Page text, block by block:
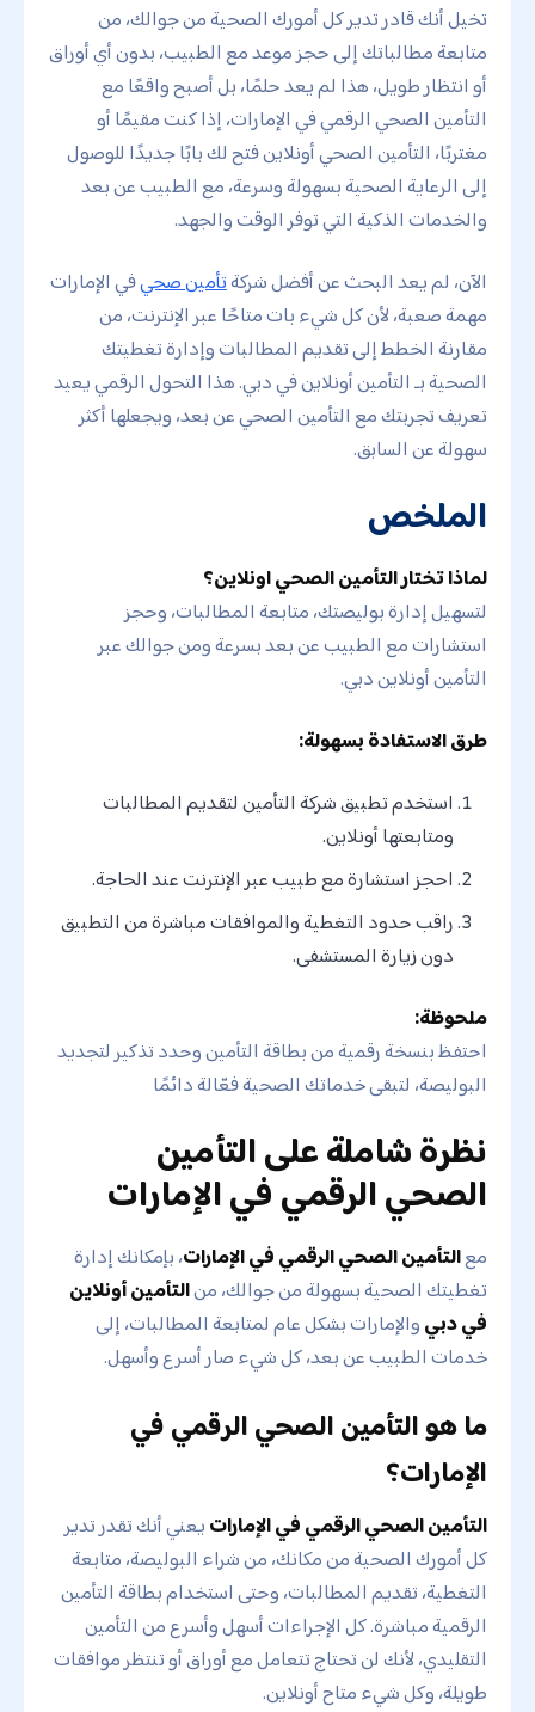
تخيل أنك قادر تدير كل أمورك الصحية من جوالك، من
متابعة مطالباتك إلى حجز موعد مع الطبيب، بدون أي أوراق
أو انتظار طويل، هذا لم يعد حلمًا، بل أصبح واقعًا مع
التأمين الصحي الرقمي في الإمارات، إذا كنت مقيمًا أو
مغتربًا، التأمين الصحي أونلاين فتح لك بابًا جديدًا للوصول
إلى الرعاية الصحية بسهولة وسرعة، مع الطبيب عن بعد
والخدمات الذكية التي توفر الوقت والجهد.
الآن، لم يعد البحث عن أفضل شركةتأمين صحيفي الإمارات
مهمة صعبة، لأن كل شيء بات متاحًا عبر الإنترنت، من
مقارنة الخطط إلى تقديم المطالبات وإدارة تغطيتك
الصحية بـ التأمين أونلاين في دبي. هذا التحول الرقمي يعيد
تعريف تجربتك مع التأمين الصحي عن بعد، ويجعلها أكثر
سهولة عن السابق.
الملخص
لماذا تختار التأمين الصحي اونلاين؟
لتسهيل إدارة بوليصتك، متابعة المطالبات، وحجز
استشارات مع الطبيب عن بعد بسرعة ومن جوالك عبر
التأمين أونلاين دبي.
طرق الاستفادة بسهولة:
استخدم تطبيق شركة التأمين لتقديم المطالبات
ومتابعتها أونلاين.
احجز استشارة مع طبيب عبر الإنترنت عند الحاجة.
راقب حدود التغطية والموافقات مباشرة من التطبيق
دون زيارة المستشفى.
ملحوظة:
احتفظ بنسخة رقمية من بطاقة التأمين وحدد تذكير لتجديد
البوليصة، لتبقى خدماتك الصحية فعّالة دائمًا
نظرة شاملة على التأمين
الصحي الرقمي في الإمارات
معالتأمين الصحي الرقمي في الإمارات، بإمكانك إدارة
تغطيتك الصحية بسهولة من جوالك، منالتأمين أونلاين
في دبيوالإمارات بشكل عام لمتابعة المطالبات، إلى
خدمات الطبيب عن بعد، كل شيء صار أسرع وأسهل.
ما هو التأمين الصحي الرقمي في
الإمارات؟
التأمين الصحي الرقمي في الإماراتيعني أنك تقدر تدير
كل أمورك الصحية من مكانك، من شراء البوليصة، متابعة
التغطية، تقديم المطالبات، وحتى استخدام بطاقة التأمين
الرقمية مباشرة. كل الإجراءات أسهل وأسرع من التأمين
التقليدي، لأنك لن تحتاج تتعامل مع أوراق أو تنتظر موافقات
طويلة، وكل شيء متاح أونلاين.